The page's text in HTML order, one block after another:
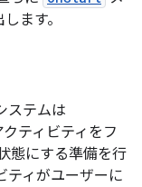
ます。
ステムは
ティビティをフ
態にする準備を行
ティがユーザーに